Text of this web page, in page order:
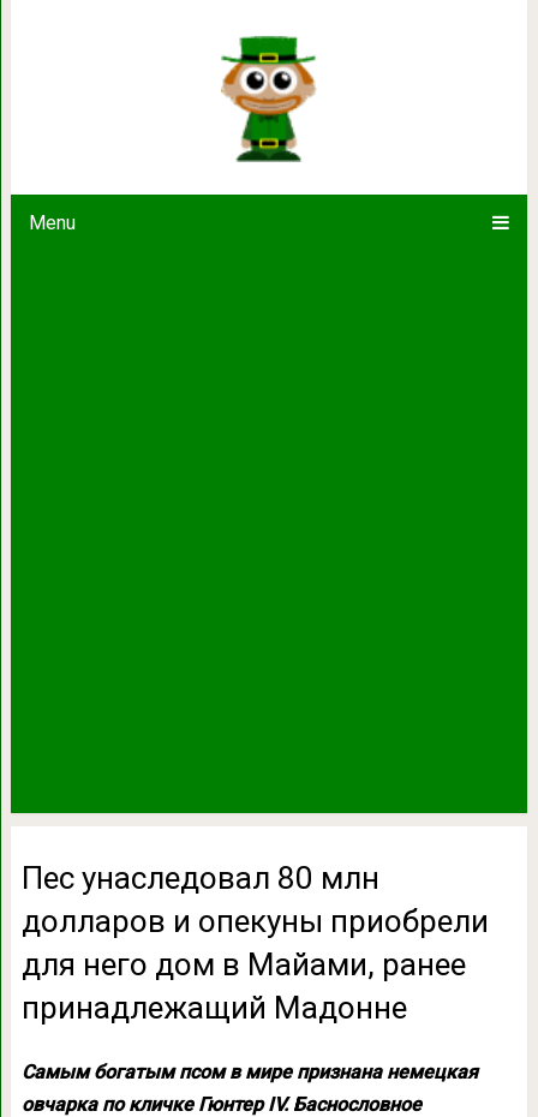
Menu
Пес унаследовал 80 млн долларов
дом в Майами, ранее
Пес унаследовал 80 млн
долларов и опекуны приобрели
для него дом в Майами, ранее
принадлежащий Мадонне
Самым богатым псом в мире признана немецкая
овчарка по кличке Гюнтер IV. Баснословное